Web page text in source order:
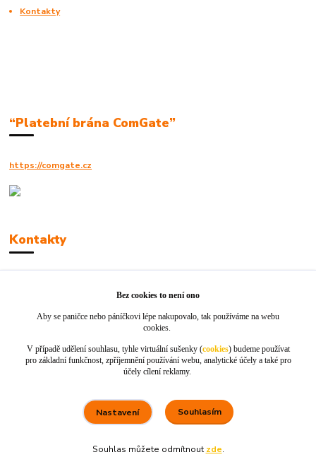
Kontakty
“Platební brána ComGate”
https://comgate.cz
Kontakty
info@jackie-shop.cz
Vytvořeno na Eshop-rychle.cz
Bez cookies to není ono
Aby se paničce nebo páníčkovi lépe nakupovalo, tak používáme na webu
cookies.
V případě udělení souhlasu, tyhle virtuální sušenky (cookies) budeme používat
pro základní funkčnost, zpříjemnění používání webu, analytické účely a také pro
účely cílení reklamy.
Nastavení Souhlasím
Souhlas můžete odmítnout zde.
5. srpna
100 %★★★★★